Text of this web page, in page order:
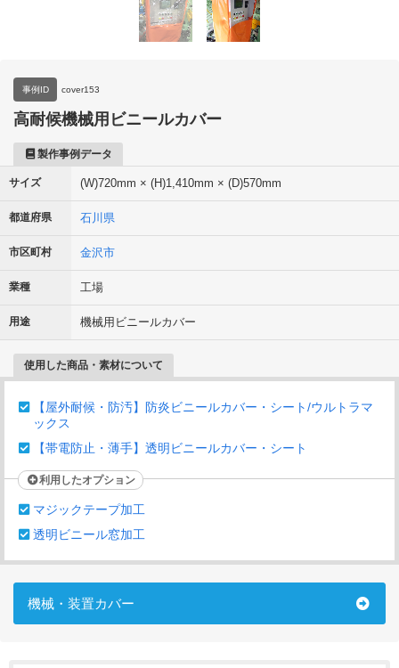
事例ID cover153
高耐候機械用ビニールカバー
製作事例データ
サイズ (W)720mm × (H)1,410mm × (D)570mm
都道府県 石川県
市区町村 金沢市
業種 工場
用途 機械用ビニールカバー
使用した商品・素材について
【屋外耐候・防汚】防炎ビニールカバー・シート/ウルトラマ
ックス
【帯電防止・薄手】透明ビニールカバー・シート
利用したオプション
マジックテープ加工
透明ビニール窓加工
機械・装置カバー